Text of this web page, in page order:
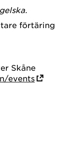
förtäring
Skåne
events